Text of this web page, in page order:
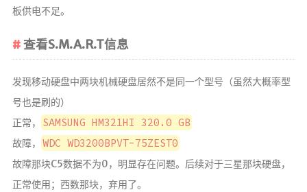
板供电不足。
查看S.M.A.R.T信息
发现移动硬盘中两块机械硬盘居然不是同一个型号（虽然大概率型
号也是刷的）
正常，
SAMSUNG HM321HI 320.0 GB
故障， WDC WD3200BPVT-75ZEST0
故障那块C5数据不为0，明显存在问题。后续对于三星那块硬盘，
正常使用；西数那块，弃用了。